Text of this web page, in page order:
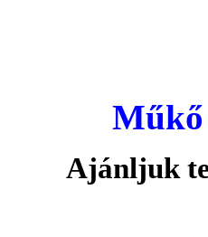
Műkő
Ajánljuk